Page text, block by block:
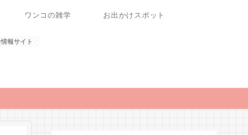
報サイト
ワンコの雑学 お出かけスポット